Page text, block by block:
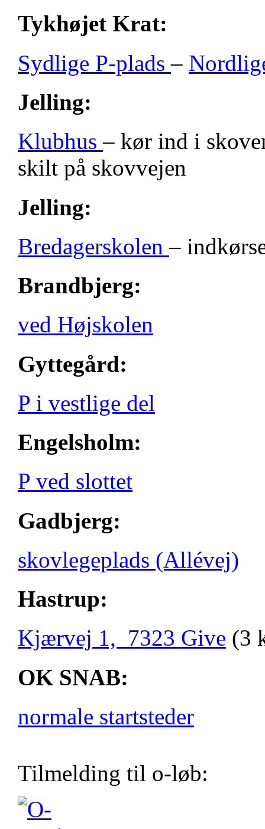
Tykhøjet Krat:
Sydlige P-plads–
Jelling:
Klubhus– kør ind i
skilt på skovvejen
Jelling:
Bredagerskolen–
Brandbjerg:
ved Højskolen
Gyttegård:
P i vestlige del
Engelsholm:
P ved slottet
Gadbjerg:
skovlegeplads (Allévej)
Hastrup:
Kjærvej 1, 7323 Give (3
OK SNAB:
normale startsteder
Tilmelding til o-løb: